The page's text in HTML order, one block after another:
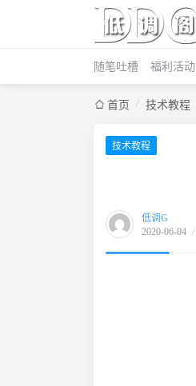
随笔吐槽 福利活动
首页 / 技术教程
技术教程
低调G
2020-06-04 /